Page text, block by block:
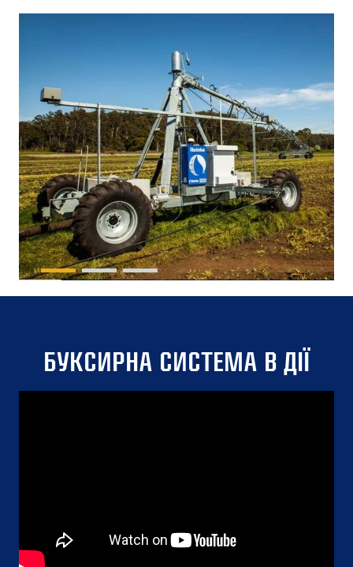
БУКСИРНА СИСТЕМА В ДІЇ